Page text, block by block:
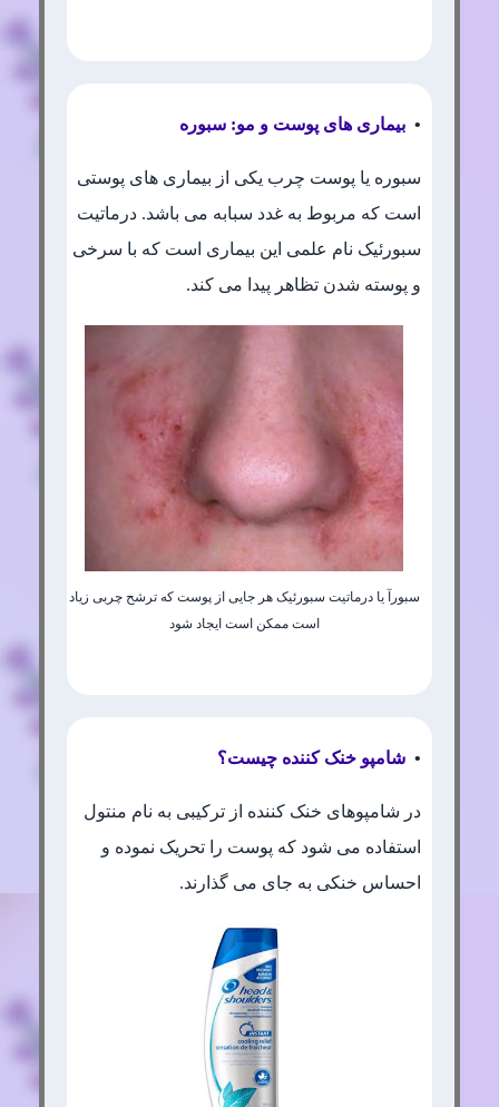
• بیماری های پوست و مو: سبوره
سبوره یا پوست چرب یکی از بیماری های پوستی
است که مربوط به غدد سبابه می باشد. درماتیت
سبورئیک نام علمی این بیماری است که با سرخی
و پوسته شدن تظاهر پیدا می کند.
سبورآ یا درماتیت سبورئیک هر جایی از پوست که ترشح چربی زیاد
است ممکن است ایجاد شود
• شامپو خنک کننده چیست؟
در شامپوهای خنک کننده از ترکیبی به نام منتول
استفاده می شود که پوست را تحریک نموده و
احساس خنکی به جای می گذارند.